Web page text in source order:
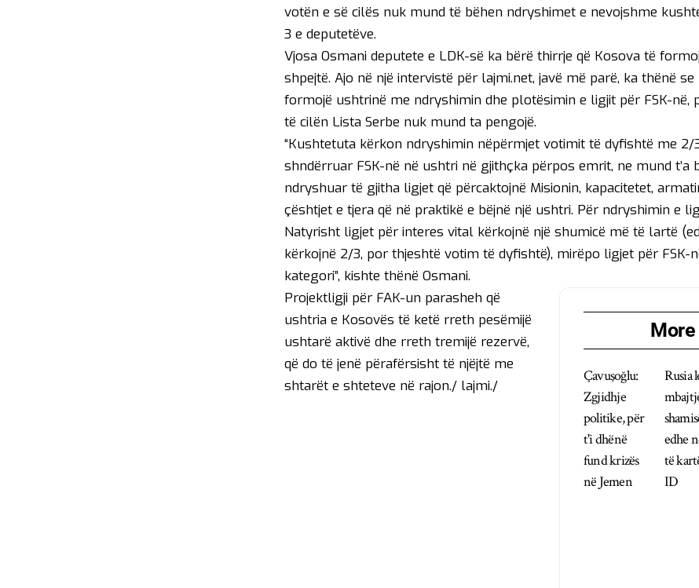
votën e së cilës nuk mund të bëhen ndryshimet e nevojshme
3 e deputetëve.
Vjosa Osmani deputete e LDK-së ka bërë thirrje që Kosova të
shpejtë. Ajo në një intervistë për lajmi.net, javë më parë, ka thënë
formojë ushtrinë me ndryshimin dhe plotësimin e ligjit për FSK-në,
të cilën Lista Serbe nuk mund ta pengojë.
“Kushtetuta kërkon ndryshimin nëpërmjet votimit të dyfishtë me 2/
shndërruar FSK-në në ushtri në gjithçka përpos emrit, ne mund t’a
ndryshuar të gjitha ligjet që përcaktojnë Misionin, kapacitetet,
çështjet e tjera që në praktikë e bëjnë një ushtri. Për ndryshimin e
Natyrisht ligjet për interes vital kërkojnë një shumicë më të lartë
kërkojnë 2/3, por thjeshtë votim të dyfishtë), mirëpo ligjet për FSK-
kategori”, kishte thënë Osmani.
More
Çavuşoğlu:
Zgjidhje
politike, për
t'i dhënë
fund krizës
në Jemen
Rusia
edhe
të
ID
Projektligji për FAK-un parasheh që
ushtria e Kosovës të ketë rreth pesëmijë
ushtarë aktivë dhe rreth tremijë rezervë,
që do të jenë përafërsisht të njëjtë me
shtarët e shteteve në rajon./ lajmi./